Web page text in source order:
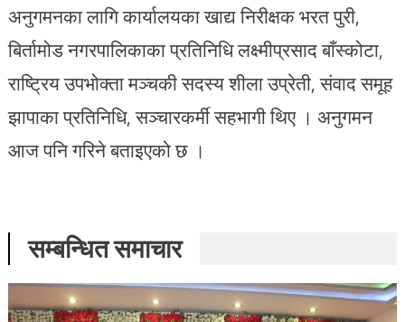
अनुगमनका लागि कार्यालयका खाद्य निरीक्षक भरत पुरी,
बिर्तामोड नगरपालिकाका प्रतिनिधि लक्ष्मीप्रसाद बाँस्कोटा,
राष्ट्रिय उपभोक्ता मञ्चकी सदस्य शीला उप्रेती, संवाद समूह
झापाका प्रतिनिधि, सञ्चारकर्मी सहभागी थिए । अनुगमन
आज पनि गरिने बताइएको छ ।
सम्बन्धित समाचार